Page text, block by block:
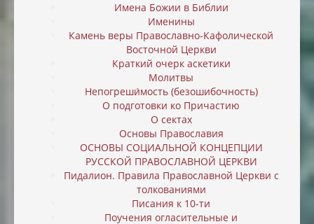
Имена Божии в Библии
Именины
Камень веры Православно-Кафолической
Восточной Церкви
Краткий очерк аскетики
Молитвы
Непогреши́мость (безошибочность)
О подготовки ко Причастию
О сектах
Основы Православия
ОСНОВЫ СОЦИАЛЬНОЙ КОНЦЕПЦИИ
РУССКОЙ ПРАВОСЛАВНОЙ ЦЕРКВИ
Пидалион. Правила Православной Церкви с
толкованиями
Писания к 10-ти
Поучения огласительные и